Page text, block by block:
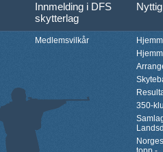
Innmelding i DFS
skytterlag
Medlemsvilkår
350-